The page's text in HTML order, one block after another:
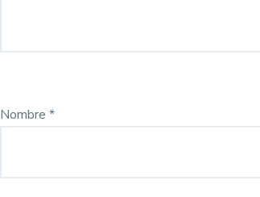
Nombre *